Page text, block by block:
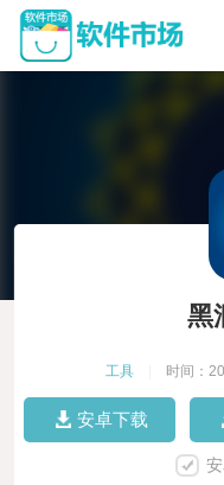
黑
工具 时间：
安卓下载